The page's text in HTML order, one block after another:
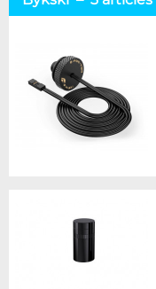
Visserie
Marque
Alphacool
DocMicro
KooLance
Phobya